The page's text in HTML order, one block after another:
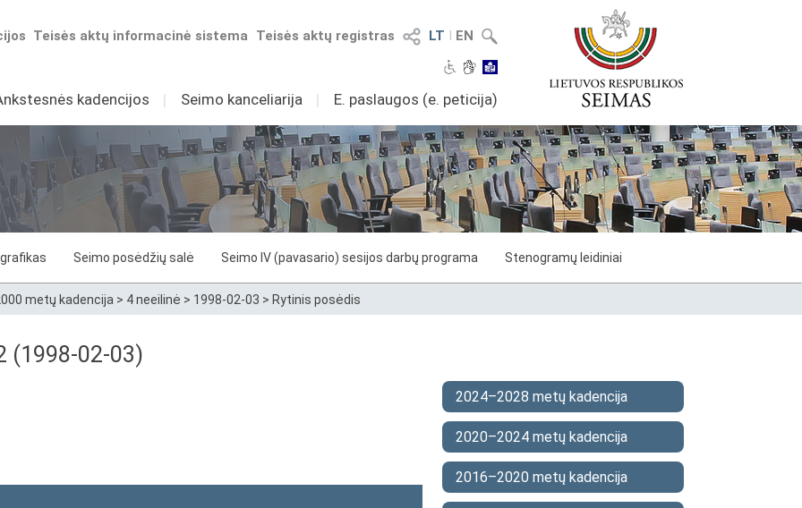
LT I EN
Teisės aktų registras
Teisės aktų informacinė sistema
kadencijos I Seimo kanceliarija I E. paslaugos (e. peticija)
grafikas Seimo posėdžių salė Seimo IV (pavasario) sesijos darbų programa Stenogramų leidiniai
metų kadencija > 4 neeilinė > 1998-02-03 > Rytinis posėdis
(1998-02-03)
2024–2028 metų kadencija
2020–2024 metų kadencija
2016–2020 metų kadencija